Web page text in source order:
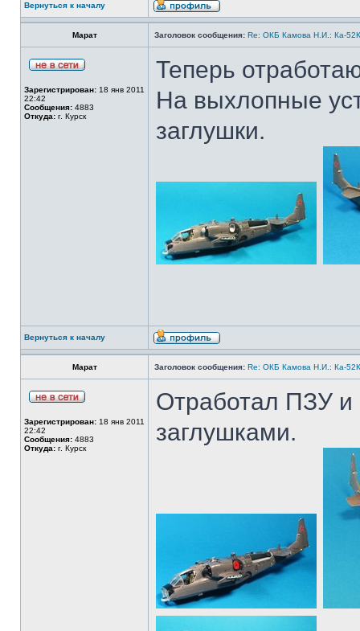
Вернуться к началу
Марат Заголовок сообщения: Re: ОКБ Камова Н.И.: Ка-
Зарегистрирован: 18 янв 2011
22:42
Сообщения: 4883
Откуда: г. Курск
Теперь
На выхлопные
заглушки.
Вернуться к началу
Марат Заголовок сообщения: Re: ОКБ Камова Н.И.: Ка-
Зарегистрирован: 18 янв 2011
22:42
Сообщения: 4883
Откуда: г. Курск
Отработал ПЗУ и
заглушками.